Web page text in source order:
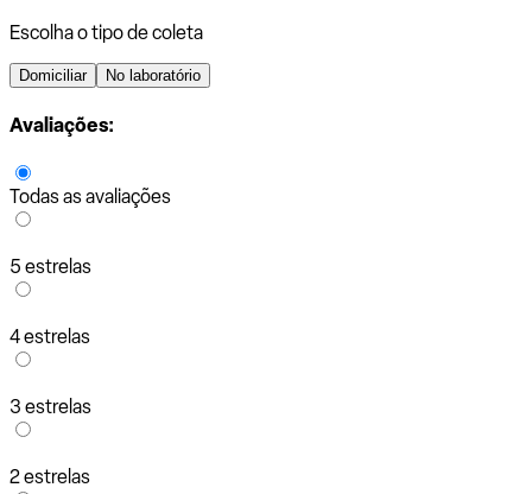
Escolha o tipo de coleta
Domiciliar No laboratório
Avaliações:
Todas as avaliações
5 estrelas
4 estrelas
3 estrelas
2 estrelas